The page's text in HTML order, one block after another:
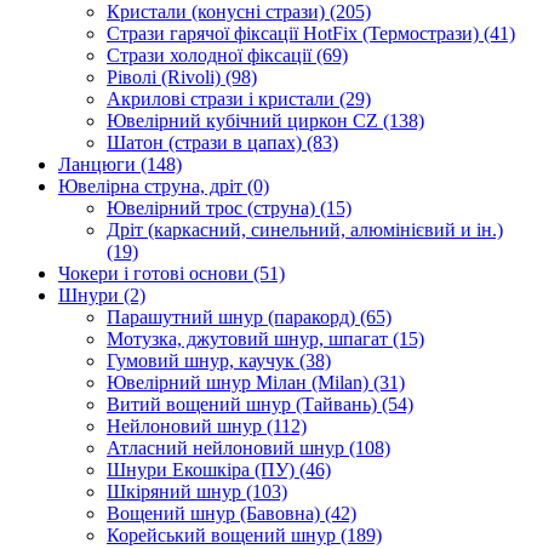
Кристали (конусні стрази) (205)
Стрази гарячої фіксації HotFix (Термострази) (41)
Стрази холодної фіксації(69)
Ріволі (Rivoli) (98)
Акрилові стрази і кристали (29)
Ювелірний кубічний циркон CZ (138)
Шатон (стрази в цапах) (83)
Ланцюги (148)
Ювелірна струна, дріт (0)
Ювелірний трос (струна) (15)
Дріт (каркасний, синельний, алюмінієвий и ін.)
(19)
Чокери і готові основи (51)
Шнури (2)
Парашутний шнур (паракорд) (65)
Мотузка, джутовий шнур, шпагат (15)
Гумовий шнур, каучук (38)
Ювелірний шнур Мілан (Milan) (31)
Витий вощений шнур (Тайвань) (54)
Нейлоновий шнур (112)
Атласний нейлоновий шнур (108)
Шнури Екошкіра (ПУ) (46)
Шкіряний шнур (103)
Вощений шнур (Бавовна) (42)
Корейський вощений шнур (189)